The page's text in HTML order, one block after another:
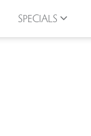
SPECIALS